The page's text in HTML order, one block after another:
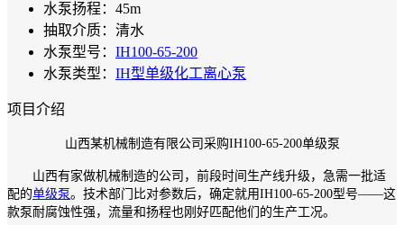
水泵扬程： 45m
抽取介质： 清水
水泵型号： IH100-65-200
水泵类型： IH型单级化工离心泵
项目介绍
山西某机械制造有限公司采购IH100-65-200单级泵
山西有家做机械制造的公司，前段时间生产线升级，急需一批适
配的单级泵。技术部门比对参数后，确定就用IH100-65-200型号——这
款泵耐腐蚀性强，流量和扬程也刚好匹配他们的生产工况。